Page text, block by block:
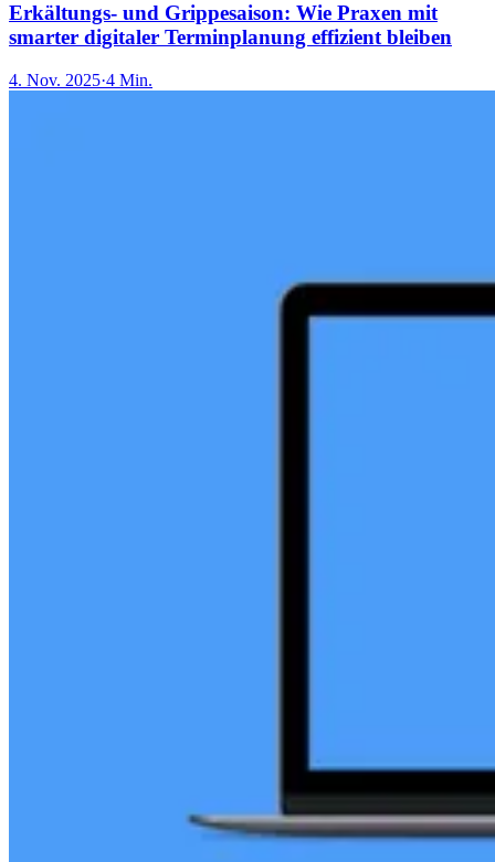
Erkältungs- und Grippesaison: Wie Praxen mit
smarter digitaler Terminplanung effizient bleiben
4. Nov. 2025·4 Min.